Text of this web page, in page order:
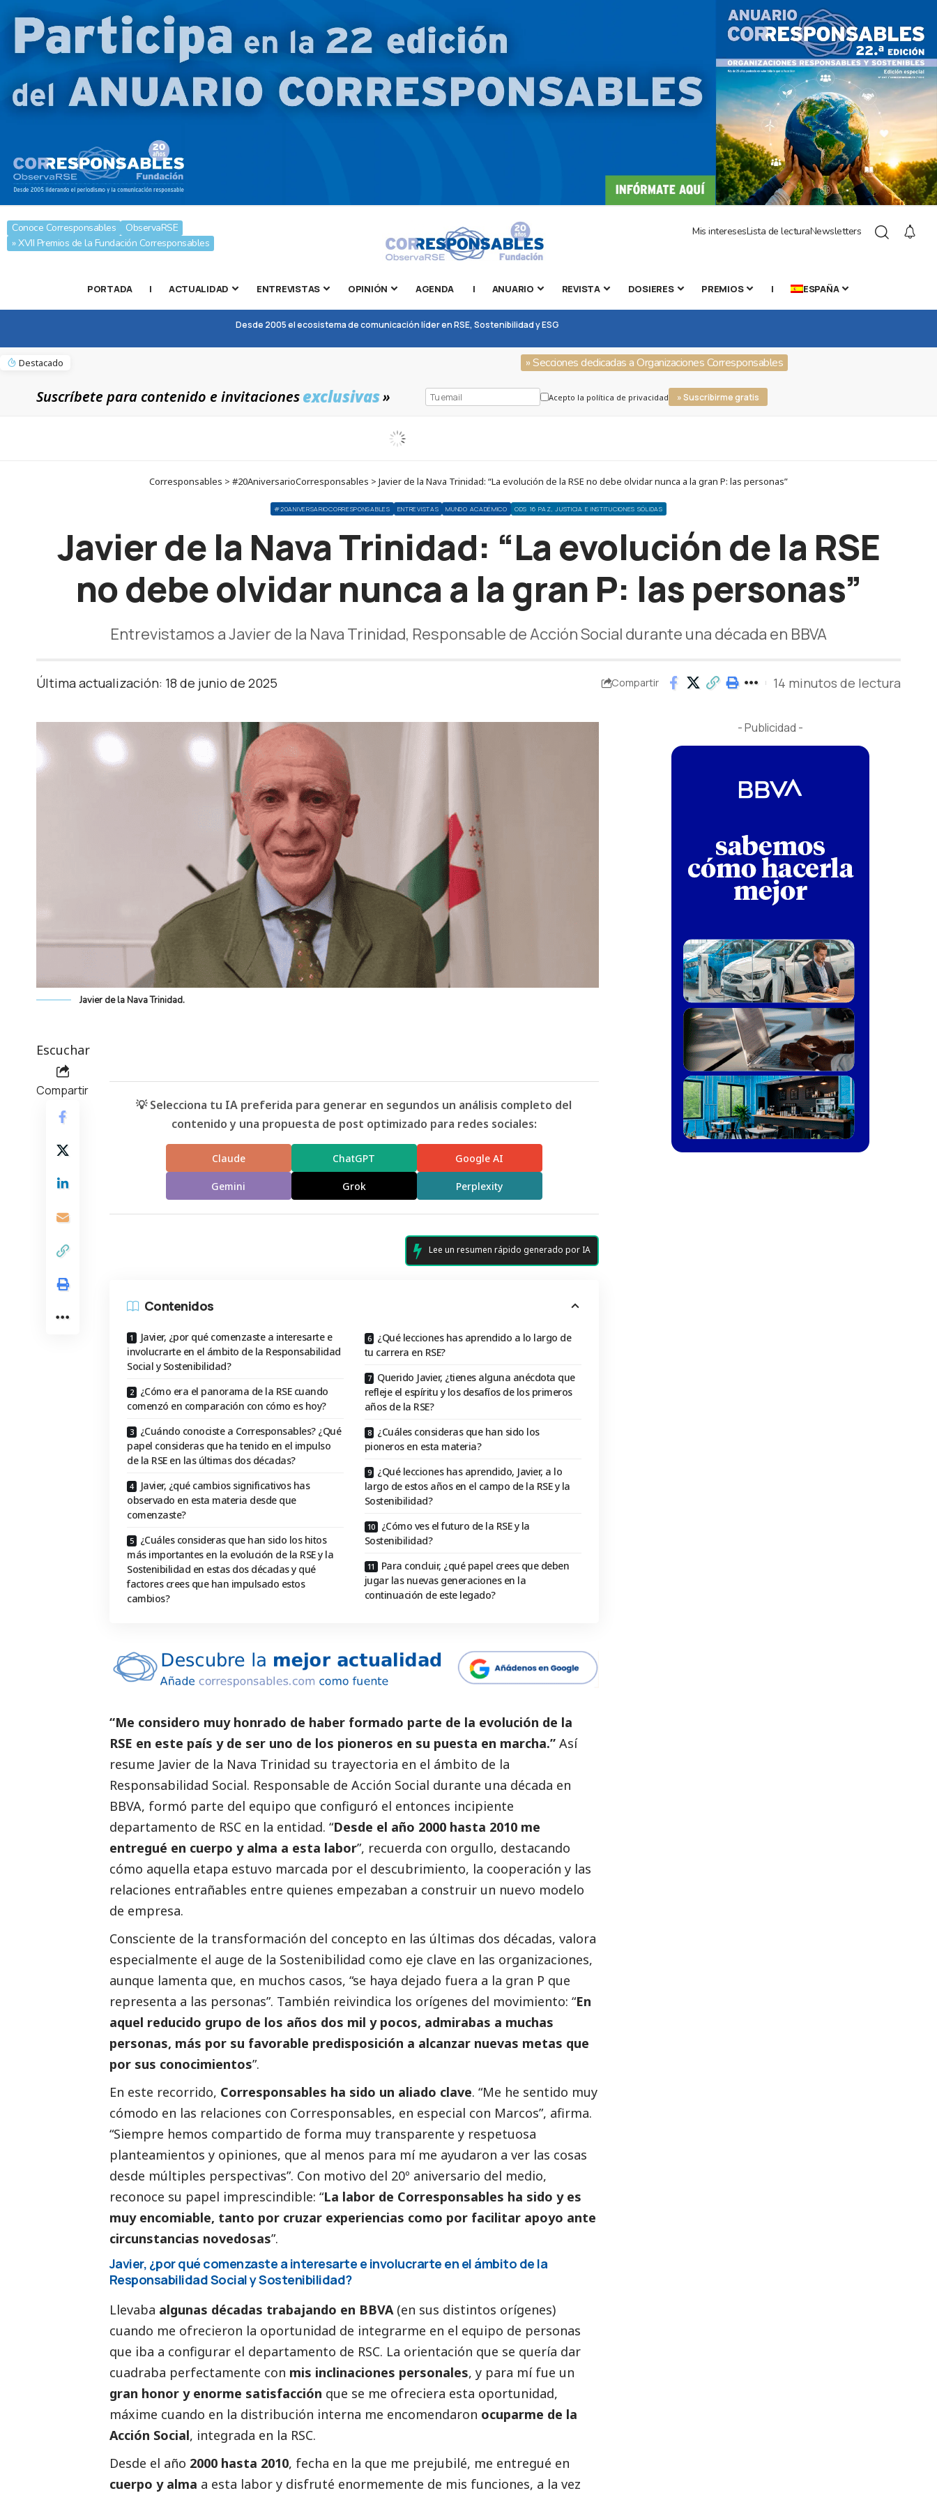
Conoce Corresponsables
ObservaRSE
» XVII Premios de la Fundación Corresponsables
Mis interesesLista de lecturaNewsletters
PORTADA | ACTUALIDAD ENTREVISTAS OPINIÓN AGENDA | ANUARIO REVISTA DOSIERES PREMIOS | ESPAÑA
Desde 2005 el ecosistema de comunicación líder en RSE, Sostenibilidad y ESG
Destacado » Secciones dedicadas a Organizaciones Corresponsables
Suscríbete para contenido e invitacionesexclusivas» Acepto la política de privacidad » Suscribirme gratis
Corresponsables > #20AniversarioCorresponsables > Javier de la Nava Trinidad: “La evolución de la RSE no debe olvidar nunca a la gran P: las personas”
#20ANIVERSARIOCORRESPONSABLES ENTREVISTAS MUNDO ACADÉMICO ODS 16 PAZ, JUSTICIA E INSTITUCIONES SÓLIDAS
Javier de la Nava Trinidad: “La evolución de la RSE
no debe olvidar nunca a la gran P: las personas”
Entrevistamos a Javier de la Nava Trinidad, Responsable de Acción Social durante una década en BBVA
Última actualización: 18 de junio de 2025 Compartir 14 minutos de lectura
Javier de la Nava Trinidad.
Escuchar
Compartir
💡 Selecciona tu IA preferida para generar en segundos un análisis completo del
contenido y una propuesta de post optimizado para redes sociales:
Claude ChatGPT Google AI
Gemini Grok Perplexity
Lee un resumen rápido generado por IA
Contenidos
Javier, ¿por qué comenzaste a interesarte e
involucrarte en el ámbito de la Responsabilidad
Social y Sostenibilidad?
¿Cómo era el panorama de la RSE cuando
comenzó en comparación con cómo es hoy?
¿Cuándo conociste a Corresponsables? ¿Qué
papel consideras que ha tenido en el impulso
de la RSE en las últimas dos décadas?
Javier, ¿qué cambios significativos has
observado en esta materia desde que
comenzaste?
¿Cuáles consideras que han sido los hitos
más importantes en la evolución de la RSE y la
Sostenibilidad en estas dos décadas y qué
factores crees que han impulsado estos
cambios?
¿Qué lecciones has aprendido a lo largo de
tu carrera en RSE?
Querido Javier, ¿tienes alguna anécdota que
refleje el espíritu y los desafíos de los primeros
años de la RSE?
¿Cuáles consideras que han sido los
pioneros en esta materia?
¿Qué lecciones has aprendido, Javier, a lo
largo de estos años en el campo de la RSE y la
Sostenibilidad?
¿Cómo ves el futuro de la RSE y la
Sostenibilidad?
Para concluir, ¿qué papel crees que deben
jugar las nuevas generaciones en la
continuación de este legado?
“Me considero muy honrado de haber formado parte de la evolución de la
RSE en este país y de ser uno de los pioneros en su puesta en marcha.” Así
resume Javier de la Nava Trinidad su trayectoria en el ámbito de la
Responsabilidad Social. Responsable de Acción Social durante una década en
BBVA, formó parte del equipo que configuró el entonces incipiente
departamento de RSC en la entidad. “Desde el año 2000 hasta 2010 me
entregué en cuerpo y alma a esta labor”, recuerda con orgullo, destacando
cómo aquella etapa estuvo marcada por el descubrimiento, la cooperación y las
relaciones entrañables entre quienes empezaban a construir un nuevo modelo
de empresa.
Consciente de la transformación del concepto en las últimas dos décadas, valora
especialmente el auge de la Sostenibilidad como eje clave en las organizaciones,
aunque lamenta que, en muchos casos, “se haya dejado fuera a la gran P que
representa a las personas”. También reivindica los orígenes del movimiento: “En
aquel reducido grupo de los años dos mil y pocos, admirabas a muchas
personas, más por su favorable predisposición a alcanzar nuevas metas que
por sus conocimientos”.
En este recorrido, Corresponsables ha sido un aliado clave. “Me he sentido muy
cómodo en las relaciones con Corresponsables, en especial con Marcos”, afirma.
“Siempre hemos compartido de forma muy transparente y respetuosa
planteamientos y opiniones, que al menos para mí me ayudaron a ver las cosas
desde múltiples perspectivas”. Con motivo del 20º aniversario del medio,
reconoce su papel imprescindible: “La labor de Corresponsables ha sido y es
muy encomiable, tanto por cruzar experiencias como por facilitar apoyo ante
circunstancias novedosas”.
Javier, ¿por qué comenzaste a interesarte e involucrarte en el ámbito de la
ResponsabilidadSocialy Sostenibilidad?
Llevaba algunas décadas trabajando en BBVA (en sus distintos orígenes)
cuando me ofrecieron la oportunidad de integrarme en el equipo de personas
que iba a configurar el departamento de RSC. La orientación que se quería dar
cuadraba perfectamente con mis inclinaciones personales, y para mí fue un
gran honor y enorme satisfacción que se me ofreciera esta oportunidad,
máxime cuando en la distribución interna me encomendaron ocuparme de la
Acción Social, integrada en la RSC.
Desde el año 2000 hasta 2010, fecha en la que me prejubilé, me entregué en
cuerpo y alma a esta labor y disfruté enormemente de mis funciones, a la vez
- Publicidad -